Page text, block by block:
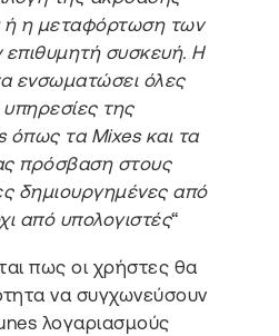
ή η μεταφόρτωση των
επιθυμητή συσκευή. Η
ενσωματώσει όλες
υπηρεσίες της
τα Mixes και τα
πρόσβαση στους
δημιουργημένες από
από υπολογιστές“
πως οι χρήστες θα
να συγχωνεύσουν
λογαριασμούς